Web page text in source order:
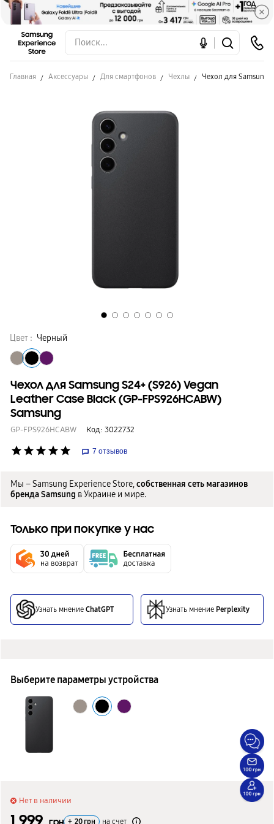
Главная Аксессуары Для смартфонов Чехлы Чехол для Samsung
Цвет : Черный
Чехол для Samsung S24+ (S926) Vegan
Leather Case Black (GP-FPS926HCABW)
Samsung
GP-FPS926HCABW Код: 3022732
star star star star star 7 отзывов
Мы – Samsung Experience Store,собственная сеть магазинов
бренда Samsung в Украине и мире.
Только при покупке у нас
Узнать мнение ChatGPT Узнать мнение Perplexity
Выберите параметры устройства
Нет в наличии
1 999 + 20 грн на счет